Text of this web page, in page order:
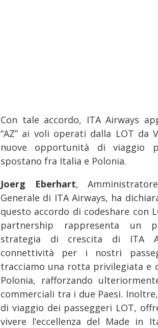
Con tale accordo, ITA Airways
“AZ” ai voli operati dalla LOT da
nuove opportunità di viaggio
spostano fra Italia e Polonia.
Joerg Eberhart,
Generale di ITA Airways, ha
questo accordo di codeshare con
partnership rappresenta un
strategia di crescita di ITA
connettività per i nostri
tracciamo una rotta privilegiata e
Polonia, rafforzando
commerciali tra i due Paesi.
di viaggio dei passeggeri LOT,
vivere l’eccellenza del Made in